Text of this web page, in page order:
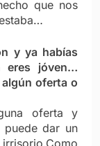
que nos
y ya habías
eres jóven…
oferta o
oferta y
dar un